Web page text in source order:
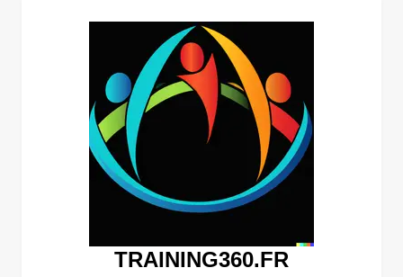
TRAINING360.FR